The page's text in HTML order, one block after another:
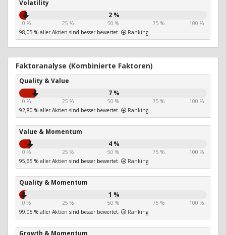
Volatility
2 %
0 % 25 % 50 % 75 %
100 %
98,05 % aller Aktien sind besser bewertet.
Ranking
Faktoranalyse (Kombinierte Faktoren)
Quality & Value
7 %
0 % 25 % 50 % 75 %
100 %
92,80 % aller Aktien sind besser bewertet.
Ranking
Value & Momentum
4 %
0 % 25 % 50 % 75 %
100 %
95,65 % aller Aktien sind besser bewertet.
Ranking
Quality & Momentum
1 %
0 % 25 % 50 % 75 %
100 %
99,05 % aller Aktien sind besser bewertet.
Ranking